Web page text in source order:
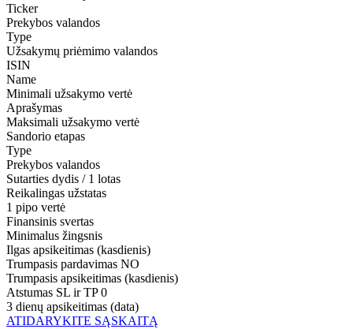
Ticker
Prekybos valandos
Type
Užsakymų priėmimo valandos
ISIN
Name
Minimali užsakymo vertė
Aprašymas
Maksimali užsakymo vertė
Sandorio etapas
Type
Prekybos valandos
Sutarties dydis / 1 lotas
Reikalingas užstatas
1 pipo vertė
Finansinis svertas
Minimalus žingsnis
Ilgas apsikeitimas (kasdienis)
Trumpasis pardavimas NO
Trumpasis apsikeitimas (kasdienis)
Atstumas SL ir TP 0
3 dienų apsikeitimas (data)
ATIDARYKITE SĄSKAITĄ